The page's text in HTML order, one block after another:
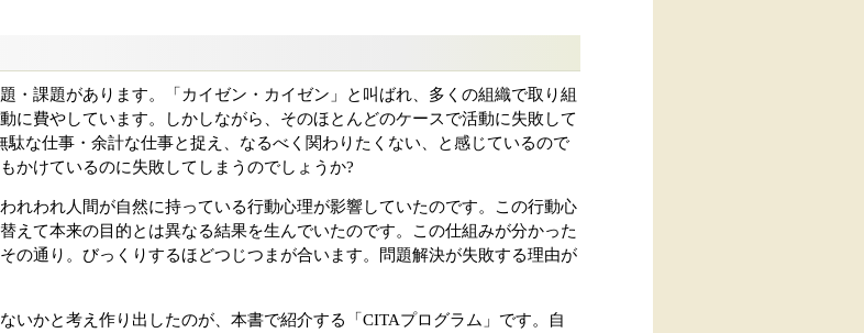
・課題があります。「カイゼン・カイゼン」と叫ばれ、多くの組織で取り組
に費やしています。しかしながら、そのほとんどのケースで活動に失敗して
な仕事・余計な仕事と捉え、なるべく関わりたくない、と感じているので
かけているのに失敗してしまうのでしょうか?
れわれ人間が自然に持っている行動心理が影響していたのです。この行動心
えて本来の目的とは異なる結果を生んでいたのです。この仕組みが分かった
の通り。びっくりするほどつじつまが合います。問題解決が失敗する理由が
いかと考え作り出したのが、本書で紹介する「CITAプログラム」です。自